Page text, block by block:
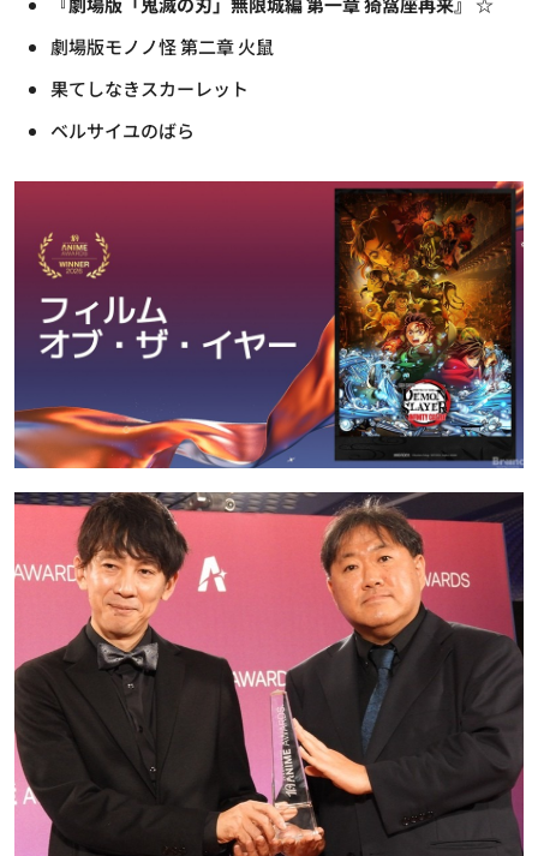
劇場版モノノ怪 第二章 火鼠
果てしなきスカーレット
ベルサイユのばら